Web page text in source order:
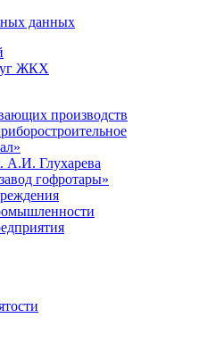
данных
производств
Глухарева
гофротары»